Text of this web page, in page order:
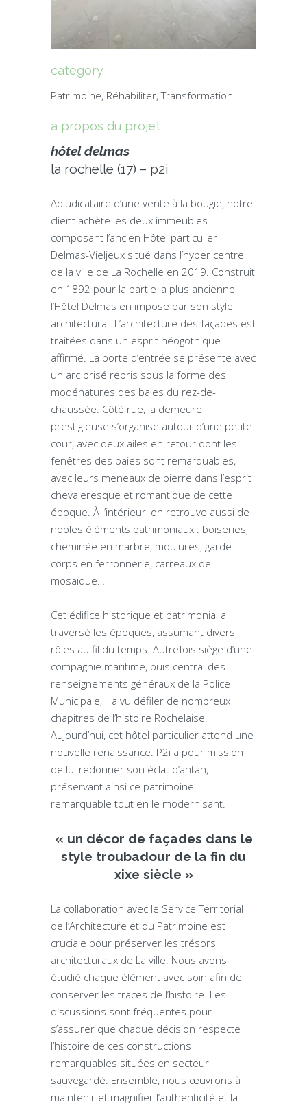
category
Patrimoine, Réhabiliter, Transformation
a propos du projet
hôtel delmas
la rochelle (17) – p2i
Adjudicataire d’une vente à la bougie, notre
client achète les deux immeubles
composant l’ancien Hôtel particulier
Delmas-Vieljeux situé dans l’hyper centre
de la ville de La Rochelle en 2019. Construit
en 1892 pour la partie la plus ancienne,
l’Hôtel Delmas en impose par son style
architectural. L’architecture des façades est
traitées dans un esprit néogothique
affirmé. La porte d’entrée se présente avec
un arc brisé repris sous la forme des
modénatures des baies du rez-de-
chaussée. Côté rue, la demeure
prestigieuse s’organise autour d’une petite
cour, avec deux ailes en retour dont les
fenêtres des baies sont remarquables,
avec leurs meneaux de pierre dans l’esprit
chevaleresque et romantique de cette
époque. À l’intérieur, on retrouve aussi de
nobles éléments patrimoniaux : boiseries,
cheminée en marbre, moulures, garde-
corps en ferronnerie, carreaux de
mosaïque…
Cet édifice historique et patrimonial a
traversé les époques, assumant divers
rôles au fil du temps. Autrefois siège d’une
compagnie maritime, puis central des
renseignements généraux de la Police
Municipale, il a vu défiler de nombreux
chapitres de l’histoire Rochelaise.
Aujourd’hui, cet hôtel particulier attend une
nouvelle renaissance. P2i a pour mission
de lui redonner son éclat d’antan,
préservant ainsi ce patrimoine
remarquable tout en le modernisant.
« un décor de façades dans le
style troubadour de la fin du
xixe siècle »
La collaboration avec le Service Territorial
de l’Architecture et du Patrimoine est
cruciale pour préserver les trésors
architecturaux de La ville. Nous avons
étudié chaque élément avec soin afin de
conserver les traces de l’histoire. Les
discussions sont fréquentes pour
s’assurer que chaque décision respecte
l’histoire de ces constructions
remarquables situées en secteur
sauvegardé. Ensemble, nous œuvrons à
maintenir et magnifier l’authenticité et la